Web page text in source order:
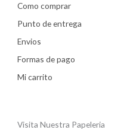
Como comprar
Punto de entrega
Envios
Formas de pago
Mi carrito
Visita Nuestra Papeleria